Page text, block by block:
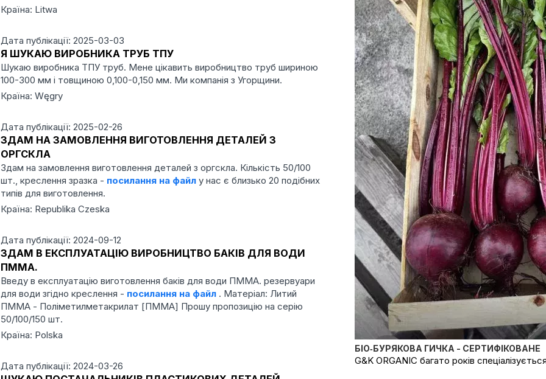
Країна: Litwa
Дата публікації: 2025-03-03
Я ШУКАЮ ВИРОБНИКА ТРУБ ТПУ
Шукаю виробника ТПУ труб. Мене цікавить виробництво труб шириною
100-300 мм і товщиною 0,100-0,150 мм. Ми компанія з Угорщини.
Країна: Węgry
Дата публікації: 2025-02-26
ЗДАМ НА ЗАМОВЛЕННЯ ВИГОТОВЛЕННЯ ДЕТАЛЕЙ З
ОРГСКЛА
Здам на замовлення виготовлення деталей з оргскла. Кількість 50/100
шт., креслення зразка - посилання на файл у нас є близько 20 подібних
типів для виготовлення.
Країна: Republika Czeska
Дата публікації: 2024-09-12
ЗДАМ В ЕКСПЛУАТАЦІЮ ВИРОБНИЦТВО БАКІВ ДЛЯ ВОДИ
ПММА.
Введу в експлуатацію виготовлення баків для води ПММА. резервуари
для води згідно креслення - посилання на файл . Матеріал: Литий
ПММА - Поліметилметакрилат [ПММА] Прошу пропозицію на серію
50/100/150 шт.
Країна: Polska
Дата публікації: 2024-03-26
БІО‑БУРЯКОВА ГИЧКА - СЕРТИФІКОВАНЕ
G&K ORGANIC багато років